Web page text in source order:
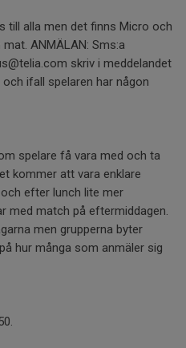
till alla men det finns Micro och
ANMÄLAN: Sms:a
skriv i meddelandet
ifall spelaren har någon
spelare få vara med och ta
kommer att vara enklare
efter lunch lite mer
med match på eftermiddagen.
men grupperna byter
hur många som anmäler sig